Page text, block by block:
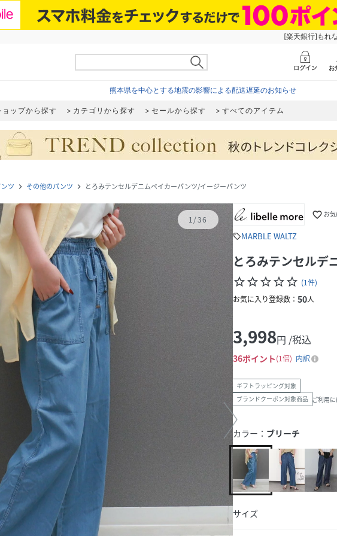
[楽天銀行]もれ
熊本県を中心とする地震の影響による配送遅延のお知らせ
ョップから探す カテゴリから探す セールから探す すべてのアイテム
ツ navigate_next その他のパンツ navigate_next とろみテンセルデニムベイカーパンツ/イージーパンツ
1/36 favorite_border お
sellMARBLE WALTZ
とろみテンセルデ
star_borderstar_borderstar_borderstar_borderstar_border (1件)
お気に入り登録数： 50人
3,998円 /税込
36ポイント 1倍 内訳
ギフトラッピング対象
ブランドクーポン対象商品 ご利用に
カラー： ブリーチ
サイズ